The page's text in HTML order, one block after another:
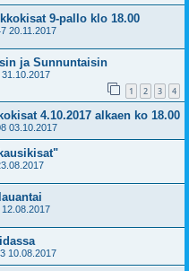
9-pallo klo 18.00
20.11.2017
ja Sunnuntaisin
1 2 3 4
4.10.2017 alkaen ko 18.00
03.10.2017
10.08.2017